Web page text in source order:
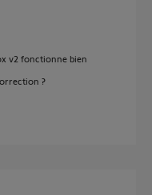
v2 fonctionne bien
?